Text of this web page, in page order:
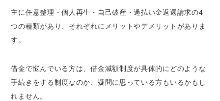
ローン返済が終わっていない高価なものが処
分されてしまう可能性がある
借金減額診断はなぜ無料？からくりはあるの？
借金減額制度における方法ごとのデメリット
主に任意整理・個人再生・自己破産・過払い金返還請求の4
つの種類があり、それぞれにメリットやデメリットがありま
す。
借金で悩んでいる方は、借金減額制度が具体的にどのような
手続きをする制度なのか、疑問に思っている方もいるかもし
れません。